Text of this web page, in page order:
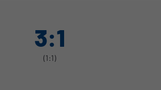
3:1
(1:1)